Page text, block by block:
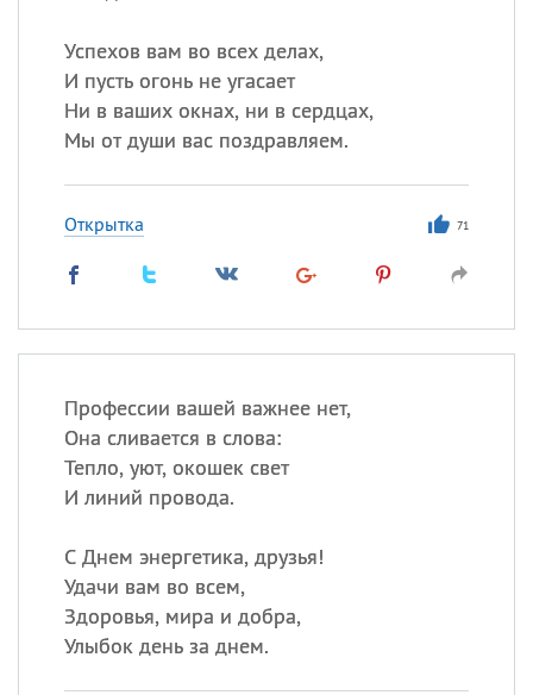
Успехов вам во всех делах,
И пусть огонь не угасает
Ни в ваших окнах, ни в сердцах,
Мы от души вас поздравляем.
Открытка 71
Профессии вашей важнее нет,
Она сливается в слова:
Тепло, уют, окошек свет
И линий провода.
С Днем энергетика, друзья!
Удачи вам во всем,
Здоровья, мира и добра,
Улыбок день за днем.